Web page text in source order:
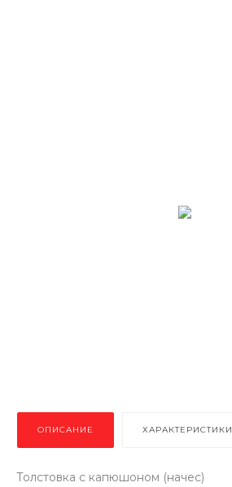
ОПИСАНИЕ ХАРАКТЕРИСТИКИ
Толстовка с капюшоном (начес)